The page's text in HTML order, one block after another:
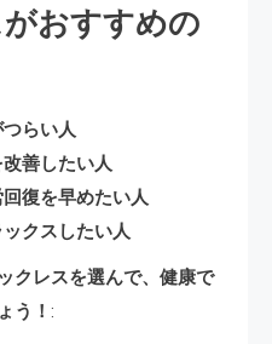
おすすめの
らい人
善したい人
復を早めたい人
クスしたい人
クレスを選んで、健康で
う！ :